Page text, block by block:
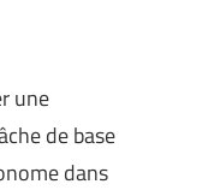
une
de base
dans